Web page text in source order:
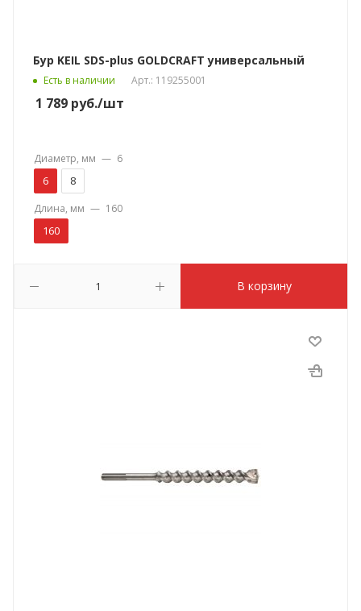
Бур KEIL SDS-plus GOLDCRAFT универсальный
Есть в наличии Арт.: 119255001
1 789 руб./шт
В корзину
Диаметр, мм — 6
6 8
Длина, мм — 160
160